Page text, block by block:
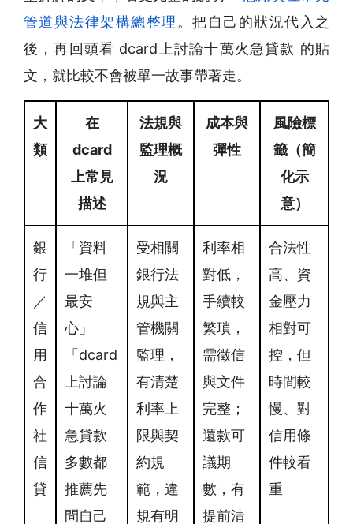
管道與法律架構總整理 。把自己的狀況代入之
後，再回頭看 dcard上討論十萬火急貸款 的貼
文，就比較不會被單一故事帶著走。
大
類
在
dcard
上常見
描述
法規與
監理概
況
成本與
彈性
風險標
籤（簡
化示
意）
銀
行
／
信
用
合
作
社
信
貸
「資料
一堆但
最安
心」
「dcard
上討論
十萬火
急貸款
多數都
推薦先
問自己
受相關
銀行法
規與主
管機關
監理，
有清楚
利率上
限與契
約規
範，違
規有明
利率相
對低，
手續較
繁瑣，
需徵信
與文件
完整；
還款可
議期
數，有
提前清
合法性
高、資
金壓力
相對可
控，但
時間較
慢、對
信用條
件較看
重